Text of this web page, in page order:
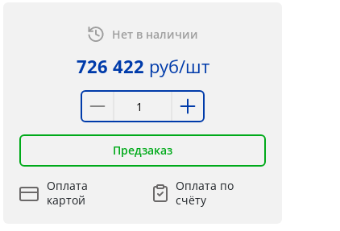
Нет в наличии
726 422 руб/шт
Предзаказ
Оплата
картой
Оплата по
счёту